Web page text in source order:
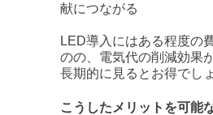
献につながる
LED導入にはある程度の
のの、電気代の削減効果
長期的に見るとお得でしょ
こうしたメリットを可能